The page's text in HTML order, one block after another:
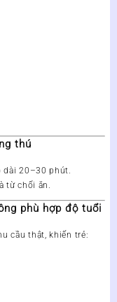
thú
dài20–30 phút.
từ chối ăn.
phù hợp độ tuổi
cầu thật, khiến trẻ: